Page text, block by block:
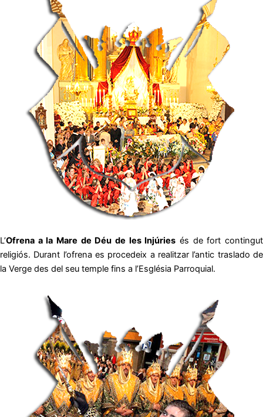
L’Ofrena a la Mare de Déu de les Injúries és de fort contingut
religiós. Durant l’ofrena es procedeix a realitzar l’antic traslado de
la Verge des del seu temple fins a l’Església Parroquial.